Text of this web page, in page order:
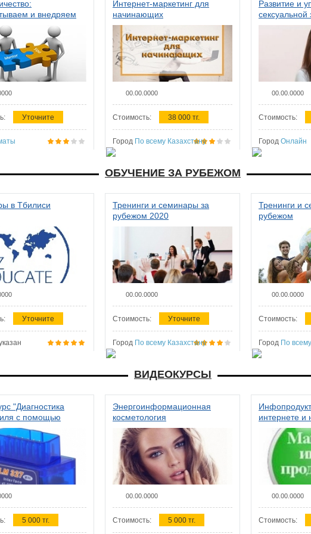
и внедряем
в
Уточните
Интернет-маркетинг для
начинающих
00.00.0000
Стоимость: 38 000 тг.
Город По всему Казахстану
Развитие и
сексуальной
женщин
00.00.0000
Стоимость:
Город Онлайн
ОБУЧЕНИЕ ЗА РУБЕЖОМ
в Тбилиси
Уточните
Тренинги и семинары за
рубежом 2020
00.00.0000
Стоимость: Уточните
Город По всему Казахстану
Тренинги и
рубежом
00.00.0000
Стоимость:
Город По
ВИДЕОКУРСЫ
"Диагностика
с помощью
ELM 327"
5 000 тг.
Энергоинформационная
косметология
00.00.0000
Стоимость: 5 000 тг.
интернете и
00.00.0000
Стоимость: